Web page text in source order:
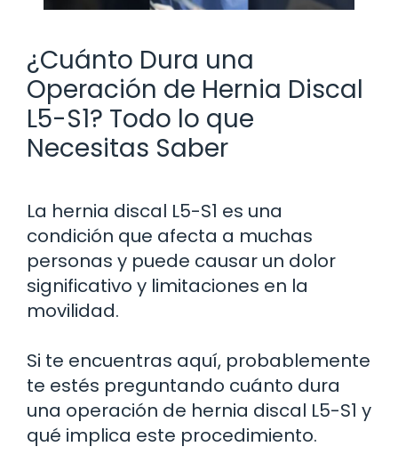
¿Cuánto Dura una
Operación de Hernia Discal
L5-S1? Todo lo que
Necesitas Saber
La hernia discal L5-S1 es una
condición que afecta a muchas
personas y puede causar un dolor
significativo y limitaciones en la
movilidad.
Si te encuentras aquí, probablemente
te estés preguntando cuánto dura
una operación de hernia discal L5-S1 y
qué implica este procedimiento.